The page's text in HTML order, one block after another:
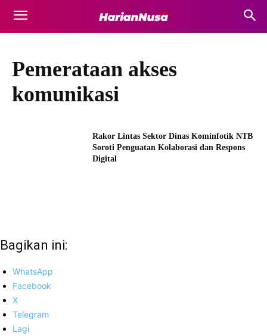
Pemerataan akses
komunikasi
Rakor Lintas Sektor Dinas Kominfotik NTB
Soroti Penguatan Kolaborasi dan Respons
Digital
Bagikan ini:
WhatsApp
Facebook
X
Telegram
Lagi